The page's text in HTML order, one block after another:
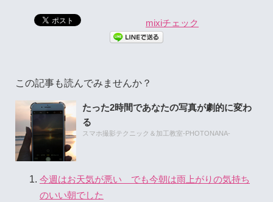
mixiチェック
この記事も読んでみませんか？
たった2時間であなたの写真が劇的に変わ
る
スマホ撮影テクニック＆加工教室-PHOTONANA-
今週はお天気が悪い でも今朝は雨上がりの気持ち
のいい朝でした